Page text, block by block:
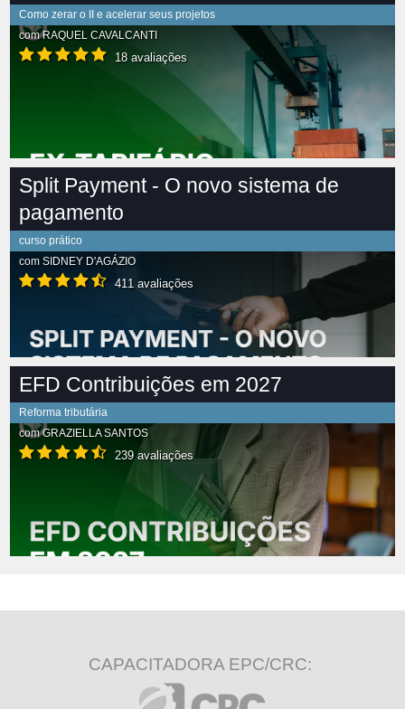
Como zerar o II e acelerar seus projetos
comRAQUEL CAVALCANTI
18 avaliações
Split Payment - O novo sistema de
pagamento
curso prático
com SIDNEY D'AGÁZIO
411 avaliações
EFD Contribuições em 2027
Reforma tributária
comGRAZIELLA SANTOS
239 avaliações
CAPACITADORA EPC/CRC: